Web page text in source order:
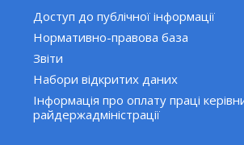
Доступ до публічної інформації
Нормативно-правова база
Звіти
Набори відкритих даних
Інформація про оплату праці
райдержадміністрації